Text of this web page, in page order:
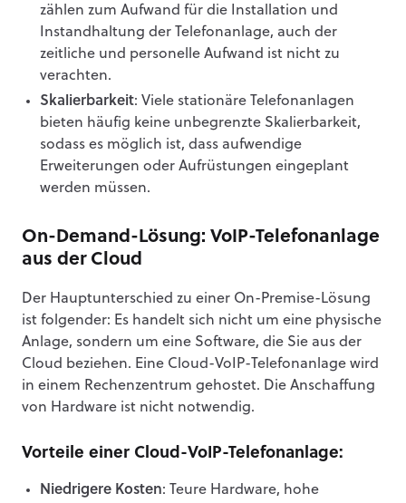
zählen zum Aufwand für die Installation und
Instandhaltung der Telefonanlage, auch der
zeitliche und personelle Aufwand ist nicht zu
verachten.
Skalierbarkeit: Viele stationäre Telefonanlagen
bieten häufig keine unbegrenzte Skalierbarkeit,
sodass es möglich ist, dass aufwendige
Erweiterungen oder Aufrüstungen eingeplant
werden müssen.
On-Demand-Lösung: VoIP-Telefonanlage
aus der Cloud
Der Hauptunterschied zu einer On-Premise-Lösung
ist folgender: Es handelt sich nicht um eine physische
Anlage, sondern um eine Software, die Sie aus der
Cloud beziehen. Eine Cloud-VoIP-Telefonanlage wird
in einem Rechenzentrum gehostet. Die Anschaffung
von Hardware ist nicht notwendig.
Vorteile einer Cloud-VoIP-Telefonanlage:
Niedrigere Kosten: Teure Hardware, hohe